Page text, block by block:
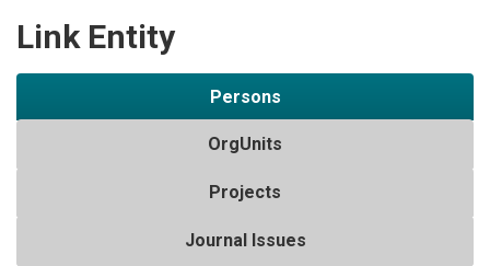
Link Entity
Persons
OrgUnits
Projects
Journal Issues